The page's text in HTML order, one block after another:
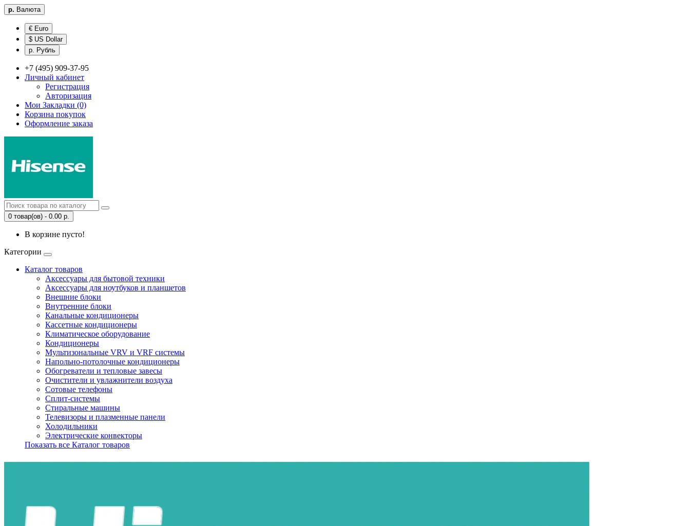
р. Валюта
€ Euro
$ US Dollar
р. Рубль
+7 (495) 909-37-95
Личный кабинет
Регистрация
Авторизация
Мои Закладки (0)
Корзина покупок
Оформление заказа
0 товар(ов) - 0.00 р.
В корзине пусто!
Категории
Каталог товаров
Аксессуары для бытовой техники
Аксессуары для ноутбуков и планшетов
Внешние блоки
Внутренние блоки
Канальные кондиционеры
Кассетные кондиционеры
Климатическое оборудование
Кондиционеры
Мультизональные VRV и VRF системы
Напольно-потолочные кондиционеры
Обогреватели и тепловые завесы
Очистители и увлажнители воздуха
Сотовые телефоны
Сплит-системы
Стиральные машины
Телевизоры и плазменные панели
Холодильники
Электрические конвекторы
Показать все Каталог товаров